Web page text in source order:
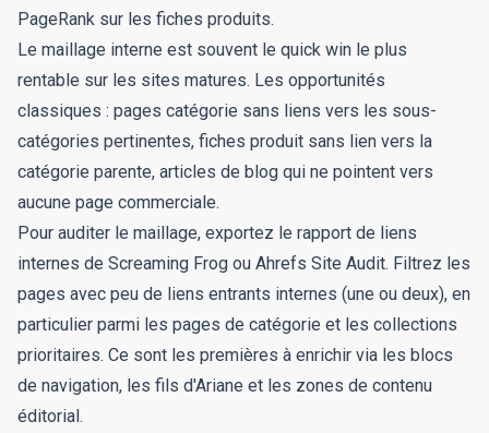
PageRank sur les fiches produits.
Le maillage interne est souvent le quick win le plus
rentable sur les sites matures. Les opportunités
classiques : pages catégorie sans liens vers les sous-
catégories pertinentes, fiches produit sans lien vers la
catégorie parente, articles de blog qui ne pointent vers
aucune page commerciale.
Pour auditer le maillage, exportez le rapport de liens
internes de Screaming Frog ou Ahrefs Site Audit. Filtrez les
pages avec peu de liens entrants internes (une ou deux), en
particulier parmi les pages de catégorie et les collections
prioritaires. Ce sont les premières à enrichir via les blocs
de navigation, les fils d'Ariane et les zones de contenu
éditorial.